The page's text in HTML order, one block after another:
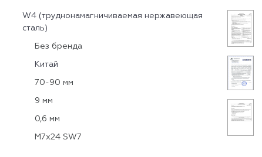
W4 (труднонамагничиваемая нержавеющая
сталь)
Без бренда
Китай
70-90 мм
9 мм
0,6 мм
М7х24 SW7